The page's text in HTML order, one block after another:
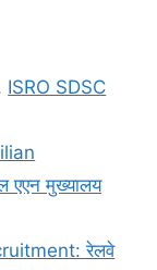
, ISRO SDSC
एएन मुख्यालय
रेलवे